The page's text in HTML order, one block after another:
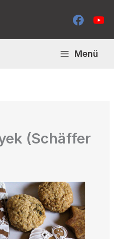
Menü
(Schäffer